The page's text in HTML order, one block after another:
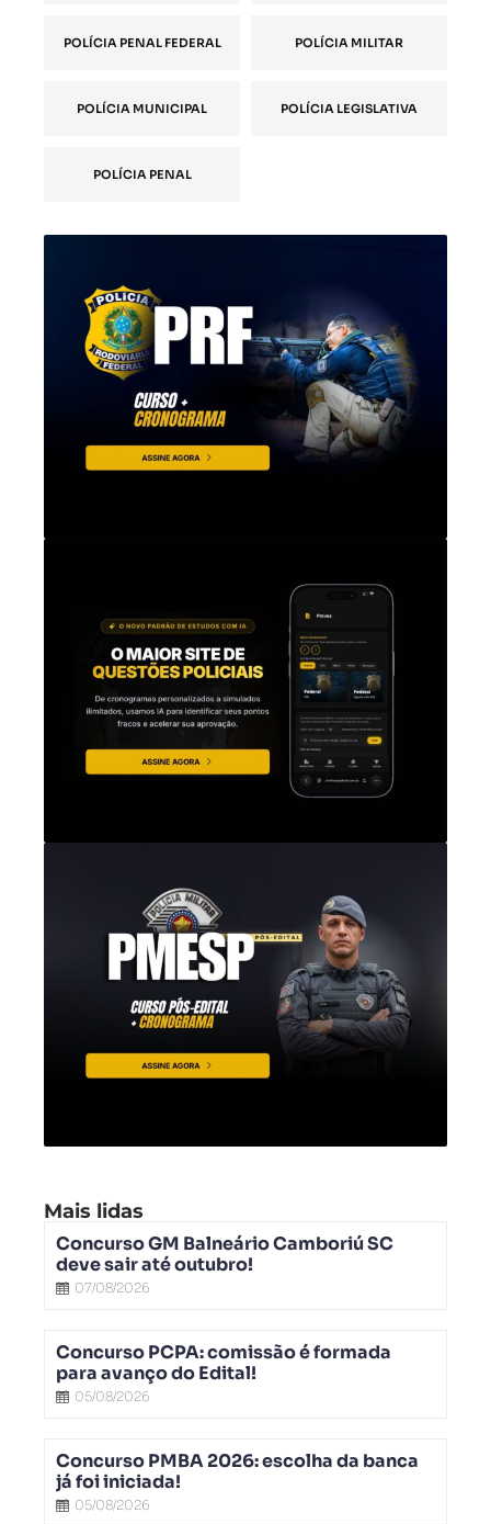
POLÍCIA PENAL FEDERAL POLÍCIA MILITAR
POLÍCIA MUNICIPAL POLÍCIA LEGISLATIVA
POLÍCIA PENAL
Mais lidas
Concurso GM Balneário Camboriú SC
deve sair até outubro!
07/08/2026
Concurso PCPA: comissão é formada
para avanço do Edital!
05/08/2026
Concurso PMBA 2026: escolha da banca
já foi iniciada!
05/08/2026